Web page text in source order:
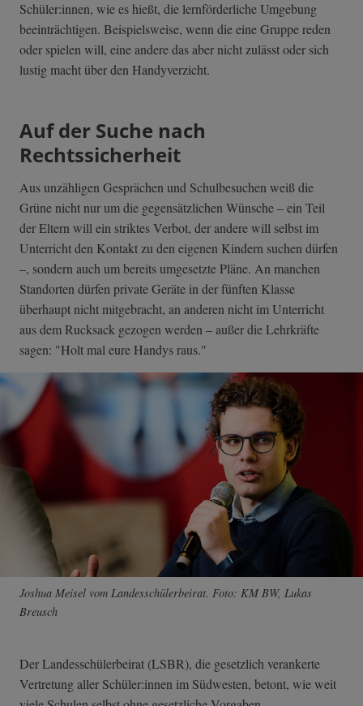
Schüler:innen, wie es hießt, die lernförderliche Umgebung
beeinträchtigen. Beispielsweise, wenn die eine Gruppe reden
oder spielen will, eine andere das aber nicht zulässt oder sich
lustig macht über den Handyverzicht.
Auf der Suche nach
Rechtssicherheit
Aus unzähligen Gesprächen und Schulbesuchen weiß die
Grüne nicht nur um die gegensätzlichen Wünsche – ein Teil
der Eltern will ein striktes Verbot, der andere will selbst im
Unterricht den Kontakt zu den eigenen Kindern suchen dürfen
–, sondern auch um bereits umgesetzte Pläne. An manchen
Standorten dürfen private Geräte in der fünften Klasse
überhaupt nicht mitgebracht, an anderen nicht im Unterricht
aus dem Rucksack gezogen werden – außer die Lehrkräfte
sagen: "Holt mal eure Handys raus."
Joshua Meisel vom Landesschülerbeirat. Foto: KM BW, Lukas
Breusch
Der Landesschülerbeirat (LSBR), die gesetzlich verankerte
Vertretung aller Schüler:innen im Südwesten, betont, wie weit